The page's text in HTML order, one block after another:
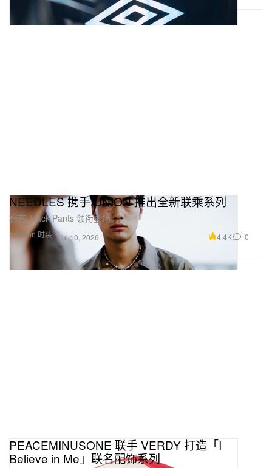
Fashion 时装
NEEDLES 携手 UNION 推出全新联乘系列
标志 Track Pants 领衔登场。
Jul 10, 2026 4.4K 0
PEACEMINUSONE 联手 VERDY 打造「I
Believe in Me」联名配饰系列